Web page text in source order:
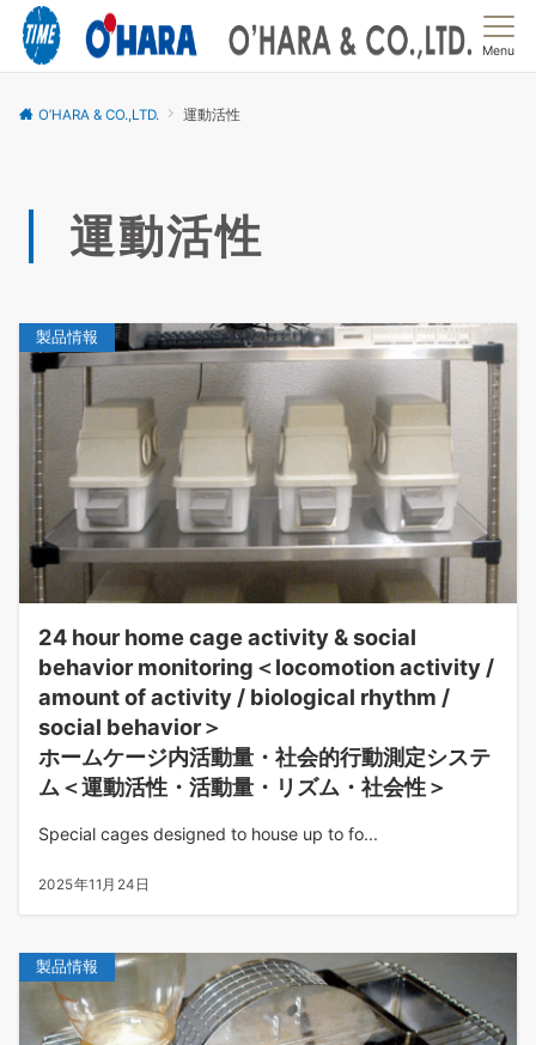
Menu
O’HARA & CO.,LTD. 運動活性
運動活性
製品情報
24 hour home cage activity & social
behavior monitoring＜locomotion activity /
amount of activity / biological rhythm /
social behavior＞
ホームケージ内活動量・社会的行動測定システ
ム＜運動活性・活動量・リズム・社会性＞
Special cages designed to house up to fo...
2025年11月24日
製品情報